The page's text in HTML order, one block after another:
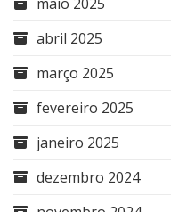
abril 2025
março 2025
fevereiro 2025
janeiro 2025
dezembro 2024